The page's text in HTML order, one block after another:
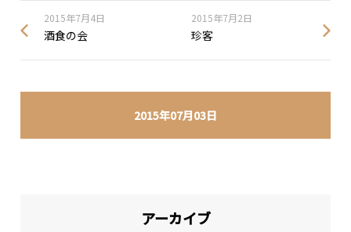
2015年07月03日
2015年7月4日
酒食の会
2015年7月2日
珍客
アーカイブ